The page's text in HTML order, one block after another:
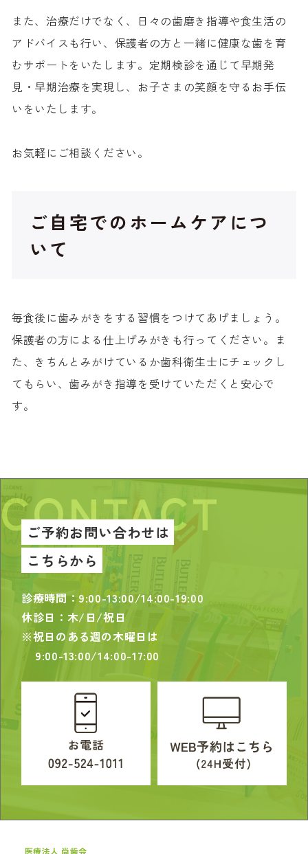
また、治療だけでなく、日々の歯磨き指導や食生活の
アドバイスも行い、保護者の方と一緒に健康な歯を育
むサポートをいたします。定期検診を通じて早期発
見・早期治療を実現し、お子さまの笑顔を守るお手伝
いをいたします。
お気軽にご相談ください。
ご自宅でのホームケアにつ
いて
毎食後に歯みがきをする習慣をつけてあげましょう。
保護者の方による仕上げみがきも行ってください。ま
た、きちんとみがけているか歯科衛生士にチェックし
てもらい、歯みがき指導を受けていただくと安心で
す。
CONTACT
ご予約お問い合わせは
こちらから
診療時間：9:00-13:00/14:00-19:00
休診日：木/日/祝日
※祝日のある週の木曜日は
9:00-13:00/14:00-17:00
医療法人 尚歯会